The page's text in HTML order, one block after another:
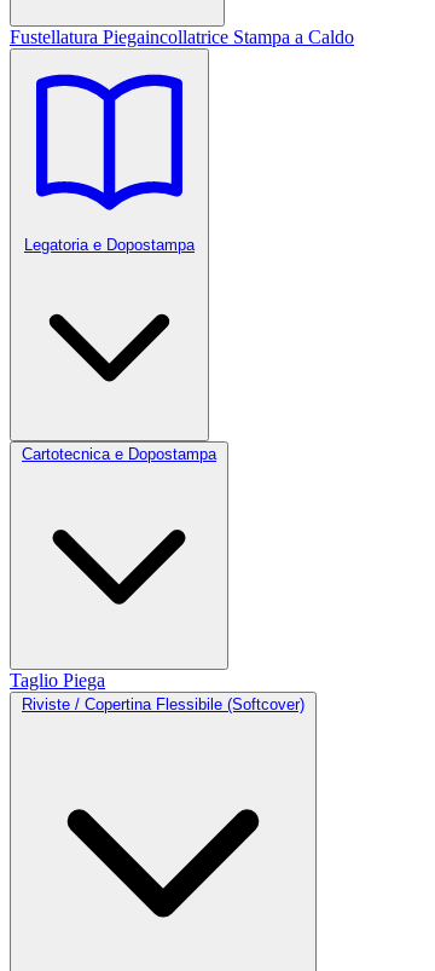
Fustellatura Piegaincollatrice Stampa a Caldo
Legatoria e Dopostampa
Cartotecnica e Dopostampa
Taglio Piega
Riviste / Copertina Flessibile (Softcover)